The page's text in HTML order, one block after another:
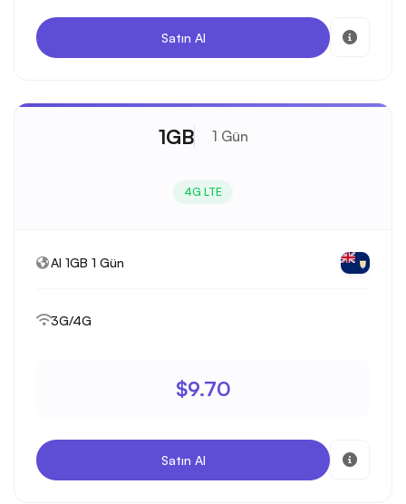
Satın Al
1GB 1 Gün
4G LTE
AI 1GB 1 Gün
3G/4G
$9.70
Satın Al